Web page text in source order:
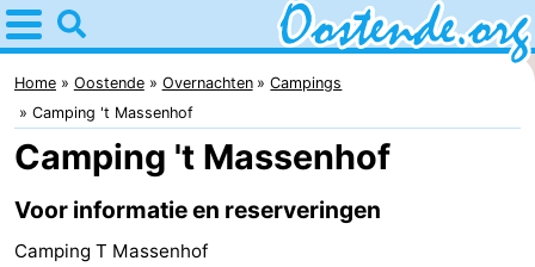
Home
Oostende
Tips
kinderen
Overnachten
Home Oostende Overnachten
Campings
Camping 't Massenhof
Camping 't Massenhof
Voor informatie en reserveringen
Camping T Massenhof